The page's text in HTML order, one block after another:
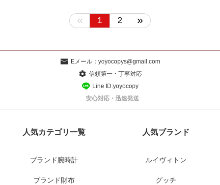
« 1 2 »
Eメール： yoyocopys@gmail.com
信頼第一・丁寧対応
Line ID:yoyocopy
安心対応・迅速発送
人気カテゴリ一覧
ブランド腕時計
ブランド財布
人気ブランド
ルイヴィトン
グッチ